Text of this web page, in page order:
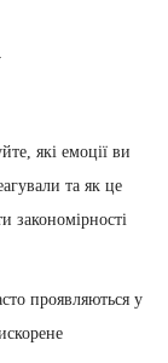
які емоції ви
та як це
закономірності
проявляються у